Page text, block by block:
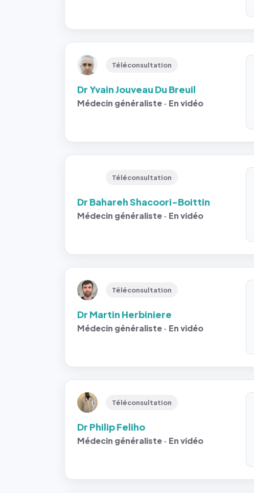
Téléconsultation
Dr Yvain Jouveau Du Breuil
Médecin généraliste · En vidéo
Téléconsultation
Dr Bahareh Shacoori-Boittin
Médecin généraliste · En vidéo
Téléconsultation
Dr Martin Herbiniere
Médecin généraliste · En vidéo
Téléconsultation
Dr Philip Feliho
Médecin généraliste · En vidéo